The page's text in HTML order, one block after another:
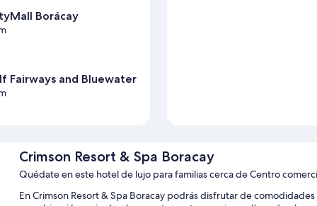
Borácay
Fairways and Bluewater
Crimson Resort & Spa Boracay
Quédate en este hotel de lujo para familias cerca de Centro
En Crimson Resort & Spa Boracay podrás disfrutar de